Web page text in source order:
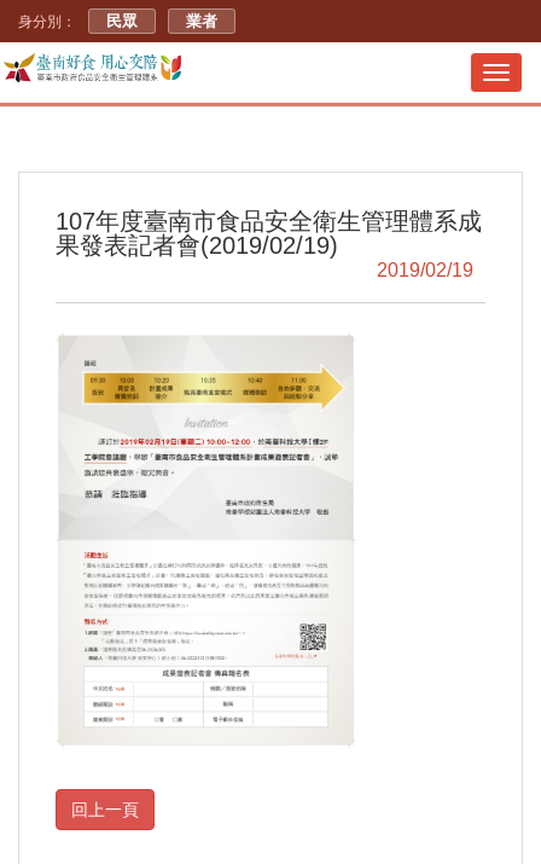
身分別： 民眾 業者
107年度臺南市食品安全衛生管理體系成
果發表記者會(2019/02/19)
2019/02/19